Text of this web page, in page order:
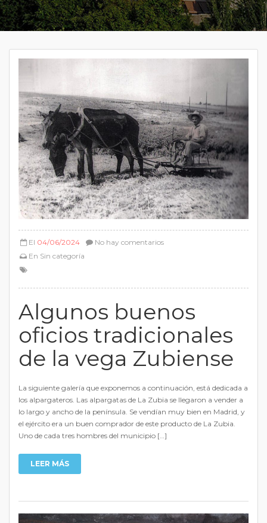
El 04/06/2024
En Sin categoría
No hay comentarios
Algunos buenos
oficios tradicionales
de la vega Zubiense
La siguiente galería que exponemos a continuación, está dedicada a
los alpargateros. Las alpargatas de La Zubia se llegaron a vender a
lo largo y ancho de la península. Se vendían muy bien en Madrid, y
el ejército era un buen comprador de este producto de La Zubia.
Uno de cada tres hombres del municipio […]
LEER MÁS